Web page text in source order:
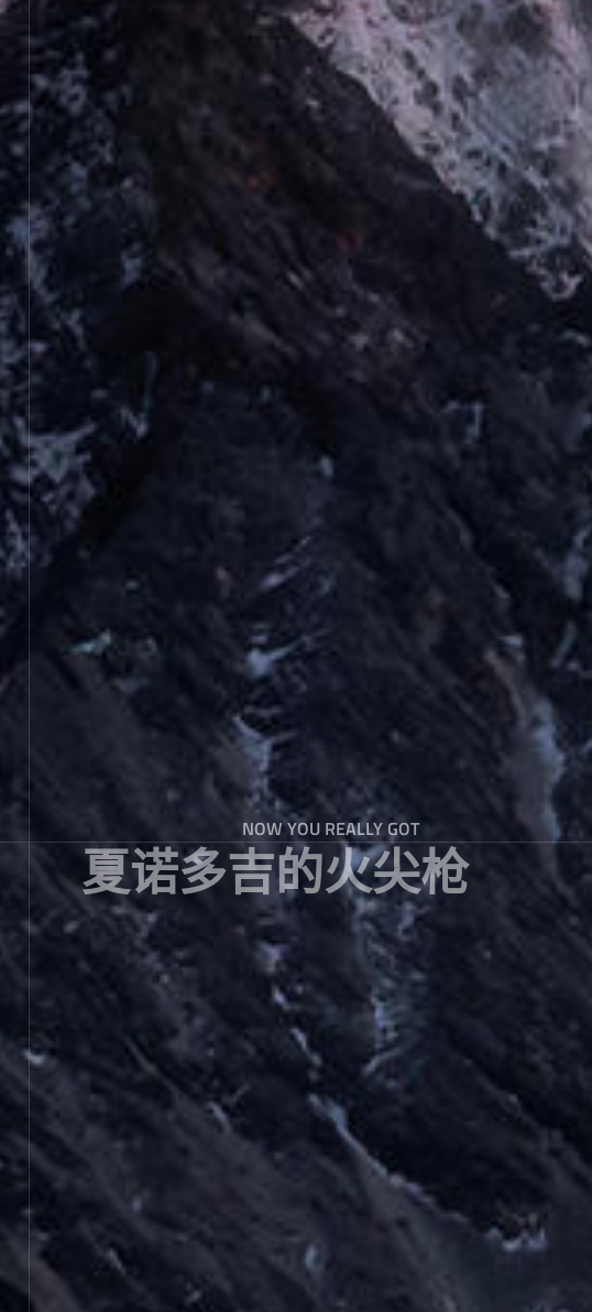
NOW YOU REALLY GOT
夏诺多吉的火尖枪